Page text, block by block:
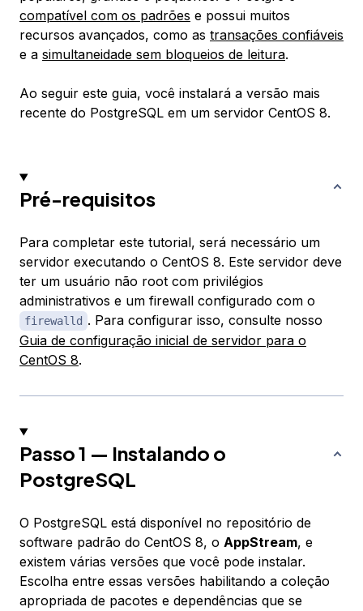
compatível com os padrões e possui muitos
recursos avançados, como as transações confiáveis
e a simultaneidade sem bloqueios de leitura.
Ao seguir este guia, você instalará a versão mais
recente do PostgreSQL em um servidor CentOS 8.
Pré-requisitos
Para completar este tutorial, será necessário um
servidor executando o CentOS 8. Este servidor deve
ter um usuário não root com privilégios
administrativos e um firewall configurado com o
firewalld . Para configurar isso, consulte nosso
Guia de configuração inicial de servidor para o
CentOS 8.
Passo 1 — Instalando o
PostgreSQL
O PostgreSQL está disponível no repositório de
software padrão do CentOS 8, o AppStream, e
existem várias versões que você pode instalar.
Escolha entre essas versões habilitando a coleção
apropriada de pacotes e dependências que se